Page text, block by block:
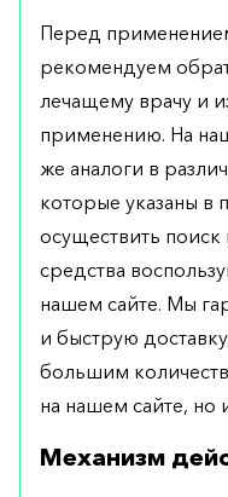
Перед
рекомендуем
лечащему врачу и
применению. На
же аналоги в
которые указаны в
осуществить поиск
средства
нашем сайте. Мы
и быструю
большим
на нашем сайте, но
Механизм